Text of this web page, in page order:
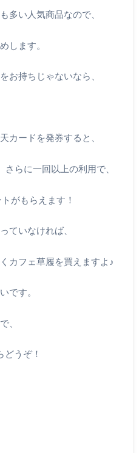
多い人気商品なので、
します。
お持ちじゃないなら、
カードを発券すると、
らに一回以上の利用で、
がもらえます！
ていなければ、
カフェ草履を買えますよ♪
です。
、
うぞ！